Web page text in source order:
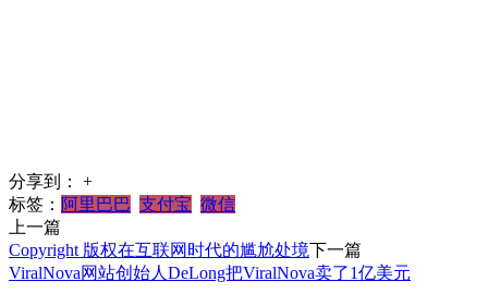
分享到：
+
标签： 阿里巴巴 支付宝 微信
上一篇
Copyright 版权在互联网时代的尴尬处境下一篇
ViralNova网站创始人DeLong把ViralNova卖了1亿美元